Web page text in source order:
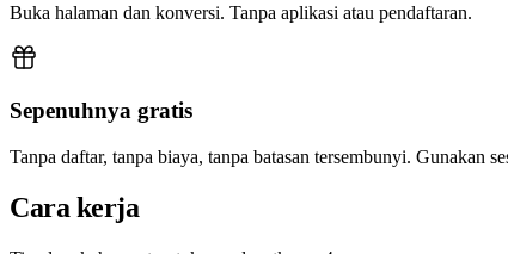
Buka halaman dan konversi. Tanpa aplikasi atau pendaftaran.
Sepenuhnya gratis
Tanpa daftar, tanpa biaya, tanpa batasan tersembunyi. Gunakan
Cara kerja